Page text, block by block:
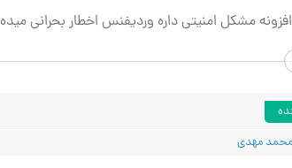
مشکل امنیتی داره وردیفنس اخطار بحرانی میده
محمد مهدی